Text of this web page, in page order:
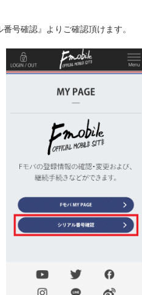
号確認』よりご確認頂けます。